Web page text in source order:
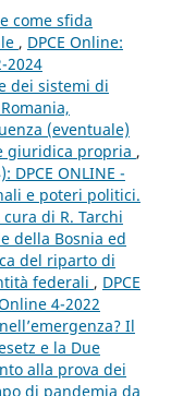
come sfida
, DPCE Online:
2024
dei sistemi di
(eventuale)
giuridica propria ,
DPCE ONLINE -
e poteri politici.
di R. Tarchi
della Bosnia ed
del riparto di
federali , DPCE
4-2022
Il
e la Due
alla prova dei
di pandemia da